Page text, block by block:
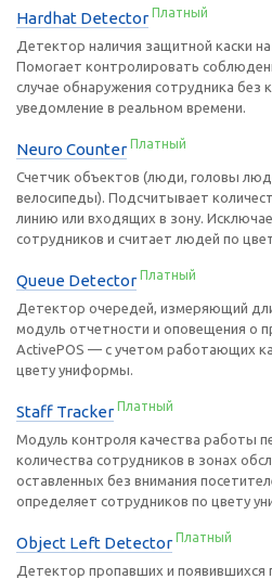
Hardhat Detector Платный
Детектор наличия защитной каски
Помогает контролировать
случае обнаружения сотрудника без
уведомление в реальном времени.
Neuro Counter Платный
Счетчик объектов (люди, головы
велосипеды). Подсчитывает
линию или входящих в зону.
сотрудников и считает людей по
Queue Detector Платный
Детектор очередей, измеряющий
модуль отчетности и оповещения о
ActivePOS — с учетом работающих
цвету униформы.
Staff Tracker Платный
Модуль контроля качества работы
количества сотрудников в зонах
оставленных без внимания
определяет сотрудников по цвету
Object Left Detector Платный
Детектор пропавших и